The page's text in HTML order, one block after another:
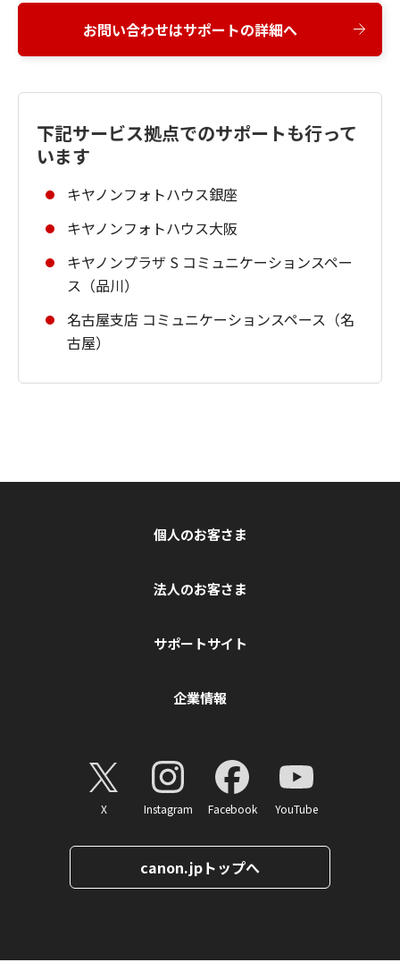
お問い合わせはサポートの詳細へ
下記サービス拠点でのサポートも行って
います
キヤノンフォトハウス銀座
キヤノンフォトハウス大阪
キヤノンプラザ S コミュニケーションスペー
ス（品川）
名古屋支店 コミュニケーションスペース（名
古屋）
個人のお客さま
法人のお客さま
サポートサイト
企業情報
X Instagram Facebook YouTube
canon.jpトップへ